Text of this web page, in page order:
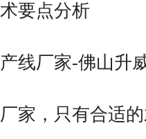
要点分析
线厂家-佛山升
家，只有合适